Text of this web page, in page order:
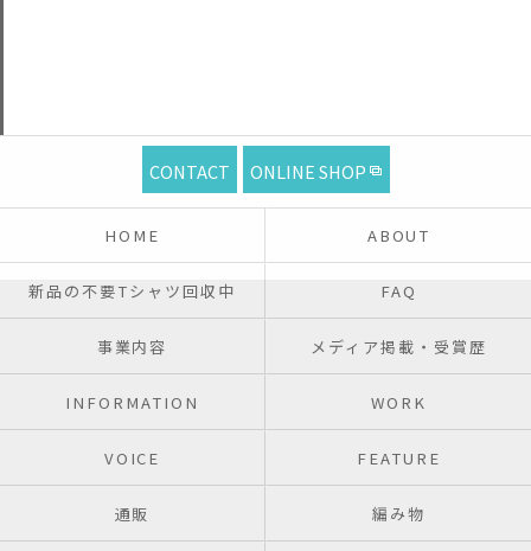
CONTACT ONLINE SHOP
HOME ABOUT
新品の不要Tシャツ回収中 FAQ
事業内容 メディア掲載・受賞歴
INFORMATION WORK
VOICE FEATURE
通販 編み物